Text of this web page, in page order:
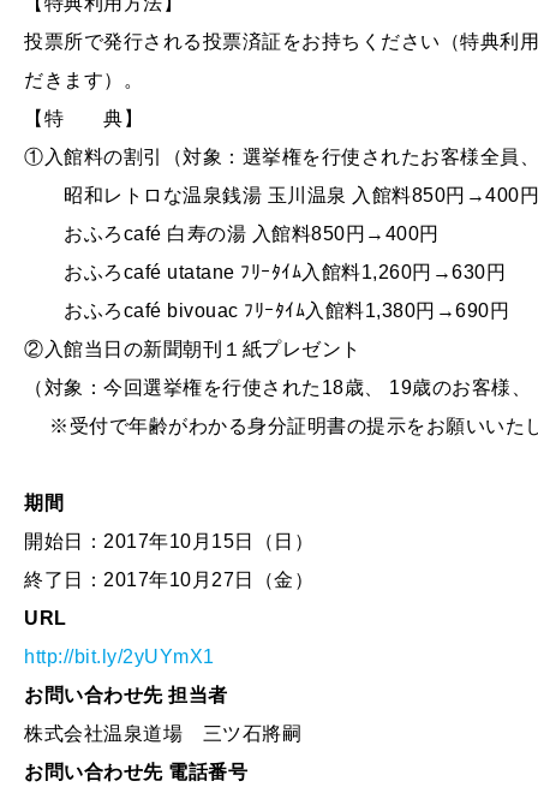
投票所で発行される投票済証をお持ちください（特典利
だきます）。
【特 典】
①入館料の割引（対象：選挙権を行使されたお客様全員
昭和レトロな温泉銭湯 玉川温泉 入館料850円→400円
おふろcafé 白寿の湯 入館料850円→400円
おふろcafé utatane ﾌﾘｰﾀｲﾑ入館料1,260円→630円
おふろcafé bivouac ﾌﾘｰﾀｲﾑ入館料1,380円→690円
②入館当日の新聞朝刊１紙プレゼント
（対象：今回選挙権を行使された18歳、 19歳のお客様、
※受付で年齢がわかる身分証明書の提示をお願いいた
期間
開始日：2017年10月15日（日）
終了日：2017年10月27日（金）
URL
http://bit.ly/2yUYmX1
お問い合わせ先 担当者
株式会社温泉道場 三ツ石將嗣
お問い合わせ先 電話番号